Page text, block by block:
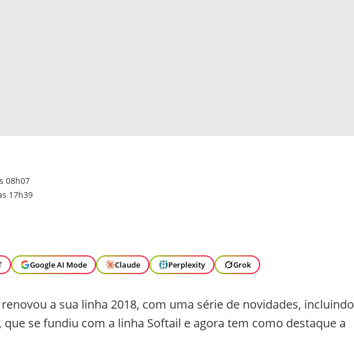
08h07
17h39
Google AI Mode Claude Perplexity Grok
renovou a sua linha 2018, com uma série de novidades,
se fundiu com a linha Softail e agora tem como destaque a